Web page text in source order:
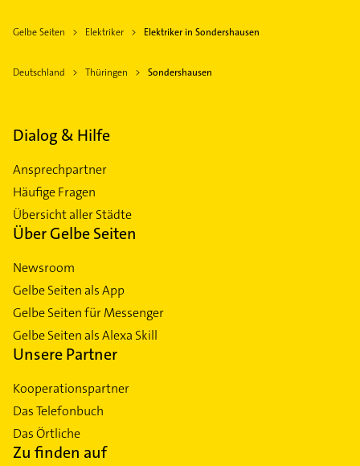
Gelbe Seiten Elektriker Elektriker in Sondershausen
Deutschland Thüringen Sondershausen
Dialog & Hilfe
Ansprechpartner
Häufige Fragen
Übersicht aller Städte
Über Gelbe Seiten
Newsroom
Gelbe Seiten als App
Gelbe Seiten für Messenger
Gelbe Seiten als Alexa Skill
Unsere Partner
Kooperationspartner
Das Telefonbuch
Das Örtliche
Zu finden auf